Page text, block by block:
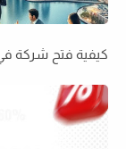
كيفية فتح شركة في